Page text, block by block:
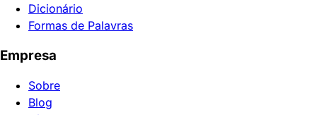
Dicionário
Formas de Palavras
Empresa
Sobre
Blog